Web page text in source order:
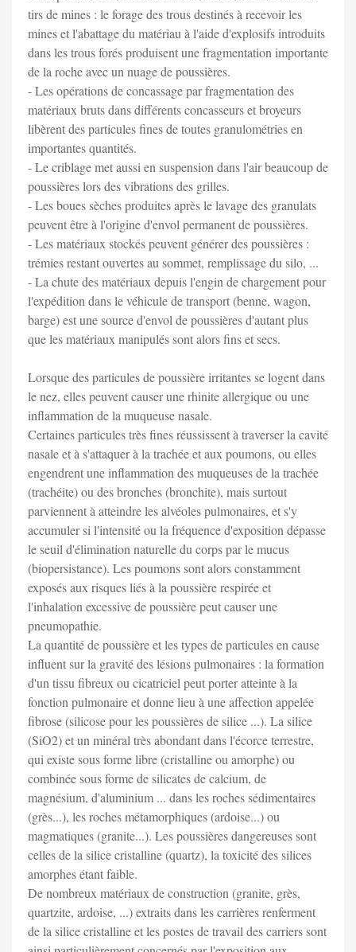
tirs de mines : le forage des trous destinés à recevoir les
mines et l'abattage du matériau à l'aide d'explosifs introduits
dans les trous forés produisent une fragmentation importante
de la roche avec un nuage de poussières.
- Les opérations de concassage par fragmentation des
matériaux bruts dans différents concasseurs et broyeurs
libèrent des particules fines de toutes granulométries en
importantes quantités.
- Le criblage met aussi en suspension dans l'air beaucoup de
poussières lors des vibrations des grilles.
- Les boues sèches produites après le lavage des granulats
peuvent être à l'origine d'envol permanent de poussières.
- Les matériaux stockés peuvent générer des poussières :
trémies restant ouvertes au sommet, remplissage du silo, ...
- La chute des matériaux depuis l'engin de chargement pour
l'expédition dans le véhicule de transport (benne, wagon,
barge) est une source d'envol de poussières d'autant plus
que les matériaux manipulés sont alors fins et secs.
Lorsque des particules de poussière irritantes se logent dans
le nez, elles peuvent causer une rhinite allergique ou une
inflammation de la muqueuse nasale.
Certaines particules très fines réussissent à traverser la cavité
nasale et à s'attaquer à la trachée et aux poumons, ou elles
engendrent une inflammation des muqueuses de la trachée
(trachéite) ou des bronches (bronchite), mais surtout
parviennent à atteindre les alvéoles pulmonaires, et s'y
accumuler si l'intensité ou la fréquence d'exposition dépasse
le seuil d'élimination naturelle du corps par le mucus
(biopersistance). Les poumons sont alors constamment
exposés aux risques liés à la poussière respirée et
l'inhalation excessive de poussière peut causer une
pneumopathie.
La quantité de poussière et les types de particules en cause
influent sur la gravité des lésions pulmonaires : la formation
d'un tissu fibreux ou cicatriciel peut porter atteinte à la
fonction pulmonaire et donne lieu à une affection appelée
fibrose (silicose pour les poussières de silice ...). La silice
(SiO2) et un minéral très abondant dans l'écorce terrestre,
qui existe sous forme libre (cristalline ou amorphe) ou
combinée sous forme de silicates de calcium, de
magnésium, d'aluminium ... dans les roches sédimentaires
(grès...), les roches métamorphiques (ardoise...) ou
magmatiques (granite...). Les poussières dangereuses sont
celles de la silice cristalline (quartz), la toxicité des silices
amorphes étant faible.
De nombreux matériaux de construction (granite, grès,
quartzite, ardoise, ...) extraits dans les carrières renferment
de la silice cristalline et les postes de travail des carriers sont